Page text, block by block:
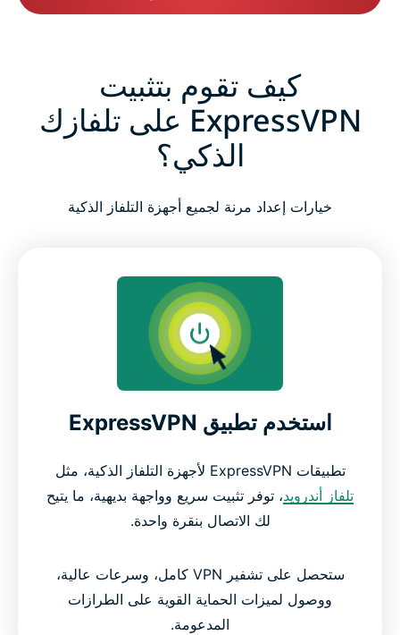
كيف تقوم بتثبيت
ExpressVPN على تلفازك
الذكي؟
خيارات إعداد مرنة لجميع أجهزة التلفاز الذكية
استخدم تطبيق ExpressVPN
تطبيقات ExpressVPN لأجهزة التلفاز الذكية، مثل
تلفاز أندرويد، توفر تثبيت سريع وواجهة بديهية، ما يتيح
لك الاتصال بنقرة واحدة.
ستحصل على تشفير VPN كامل، وسرعات عالية،
ووصول لميزات الحماية القوية على الطرازات
المدعومة.